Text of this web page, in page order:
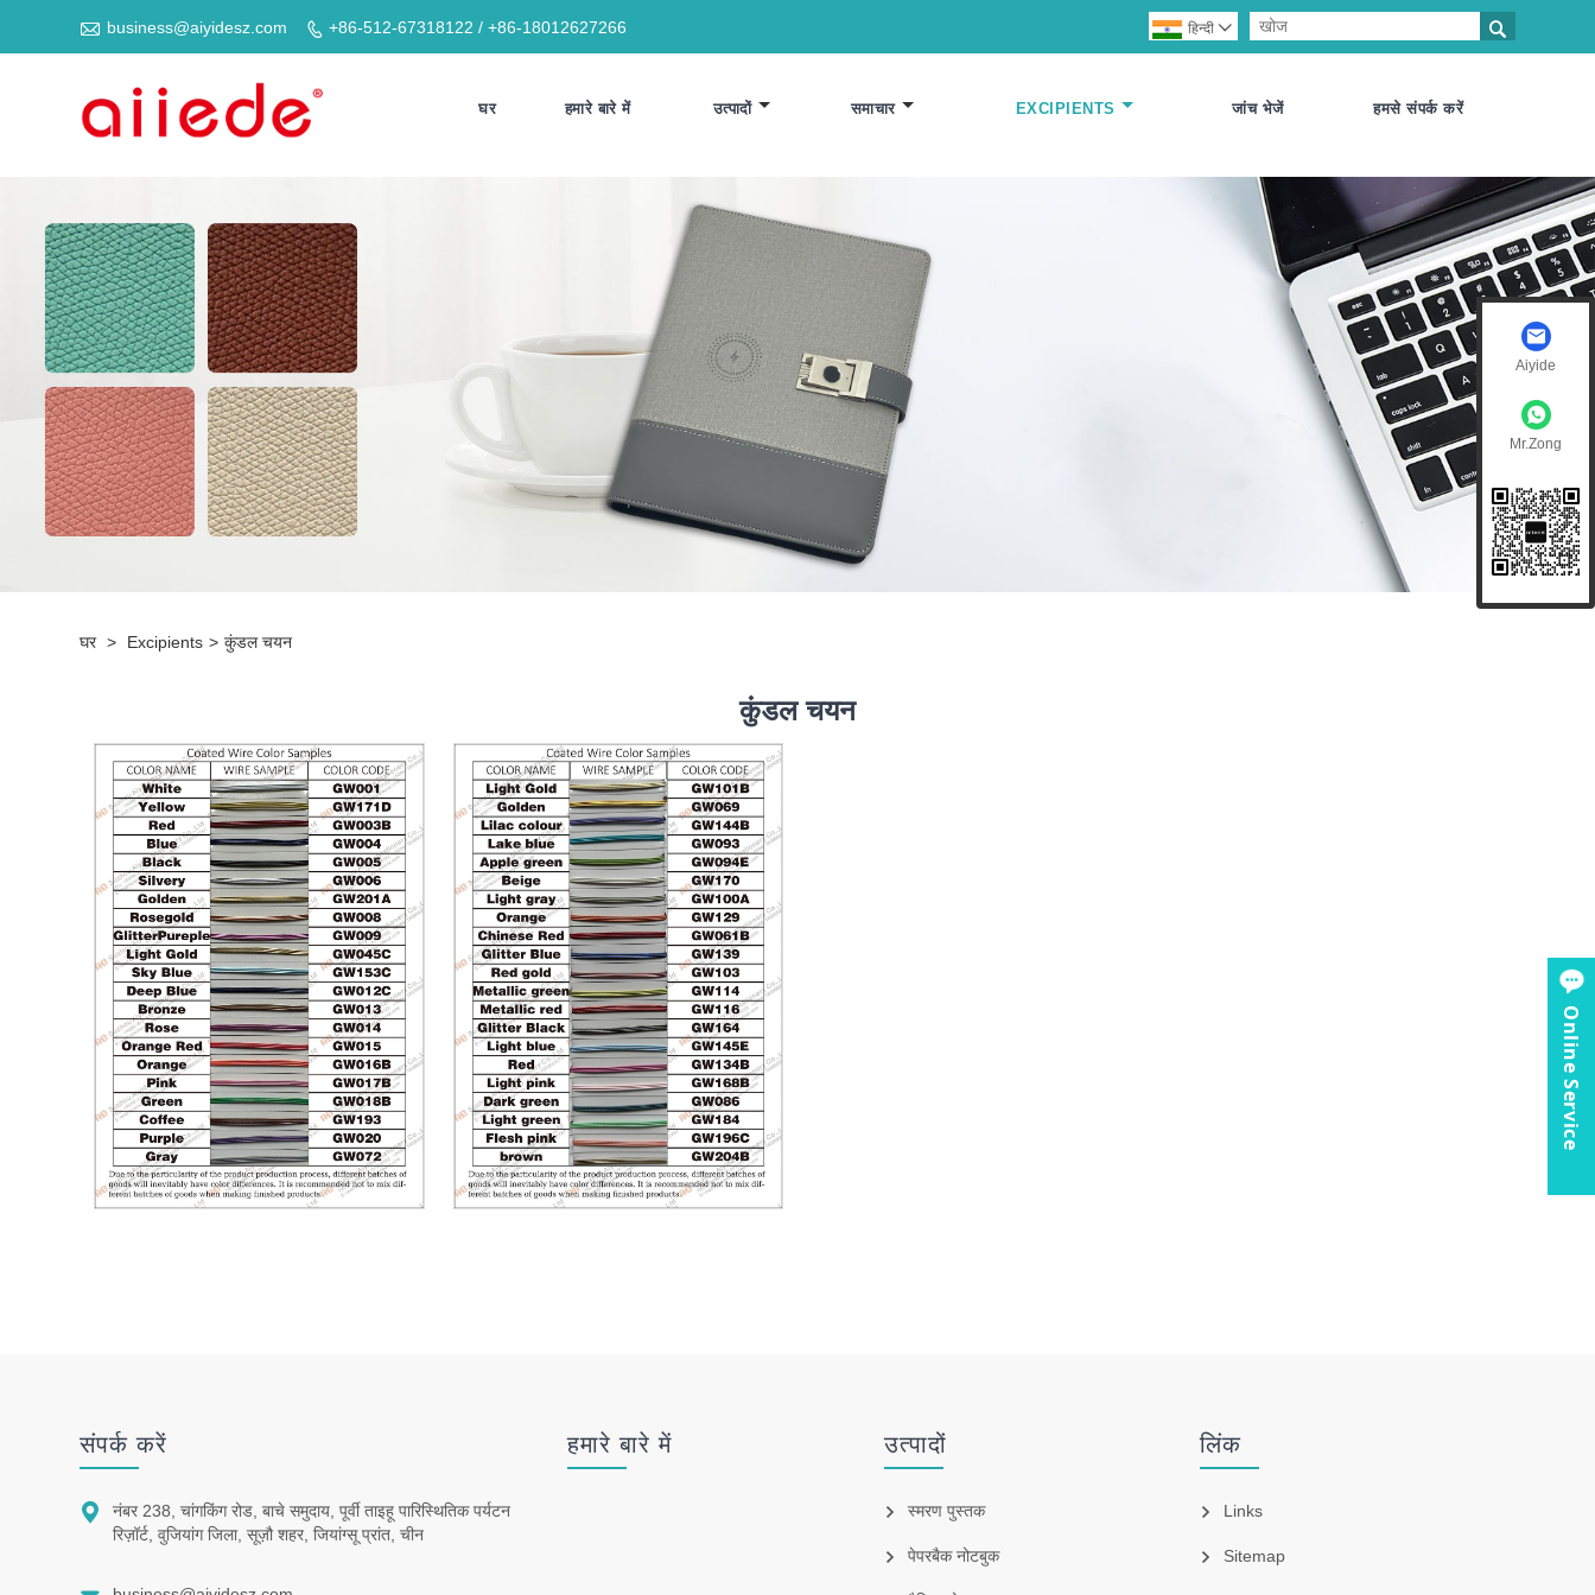
 business@aiyidesz.com  +86-512-67318122 / +86-18012627266 
हिन्दी 
घर हमारे बारे में उत्पादों समाचार EXCIPIENTS जांच भेजें हमसे संपर्क करें
घर > Excipients > कुंडल चयन
कुंडल चयन
Aiyide
Mr.Zong
संपर्क करें

नंबर 238, चांगकिंग रोड, बाचे समुदाय, पूर्वी ताइहू पारिस्थितिक पर्यटन
रिज़ॉर्ट, वुजियांग जिला, सूज़ौ शहर, जियांग्सू प्रांत, चीन
हमारे बारे में उत्पादों
स्मरण पुस्तक
पेपरबैक नोटबुक
लिंक
Links
Sitemap
Online Service